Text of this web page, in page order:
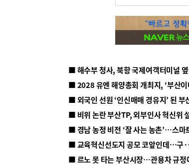
■ 해수부 청사, 북항 국제여객터미널
■ 2028 유엔 해양총회 개최지, ‘부산이
■ 외국인 선원 ‘인신매매 경유지’ 된
■ 비위 논란 부산TP, 외부인사 혁신위
■ 르노 못 타는 부산시장…관용차 규정